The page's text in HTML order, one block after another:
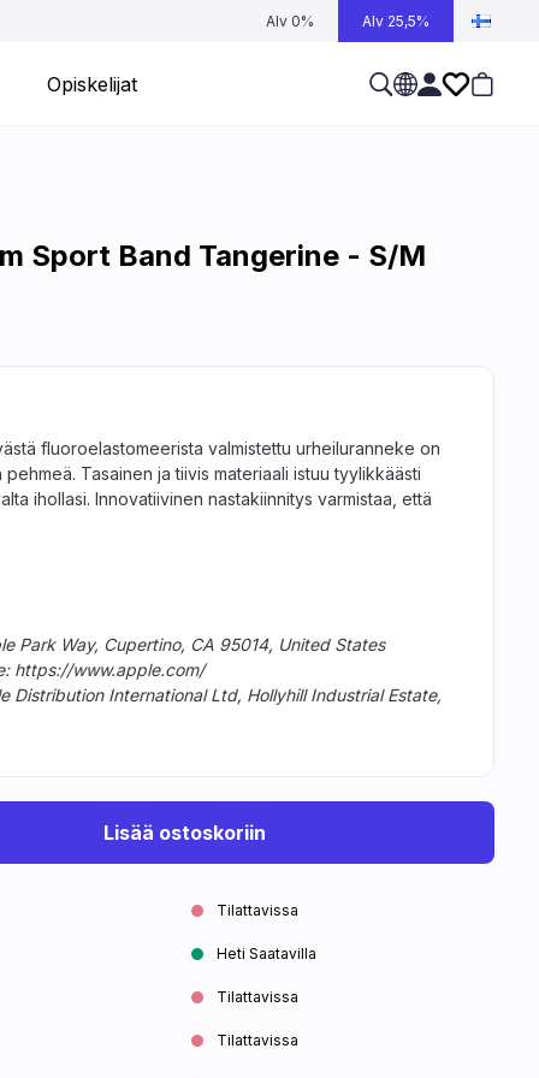
Alv 0% Alv 25,5%
Opiskelijat
Sport Band Tangerine - S/M
fluoroelastomeerista valmistettu urheiluranneke on
Tasainen ja tiivis materiaali istuu tyylikkäästi
ihollasi. Innovatiivinen nastakiinnitys varmistaa, että
Park Way, Cupertino, CA 95014, United States
https://www.apple.com/
Distribution International Ltd, Hollyhill Industrial Estate,
Lisää ostoskoriin
Tilattavissa
Heti Saatavilla
Tilattavissa
Tilattavissa